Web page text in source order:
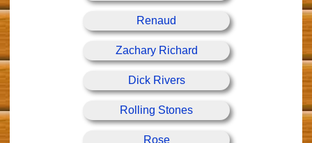
Renaud
Zachary Richard
Dick Rivers
Rolling Stones
Rose